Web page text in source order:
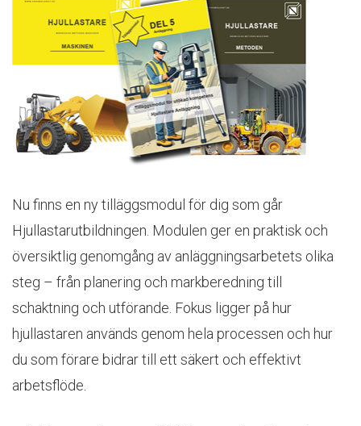
Nu finns en ny tilläggsmodul för dig som går
Hjullastarutbildningen. Modulen ger en praktisk och
översiktlig genomgång av anläggningsarbetets olika
steg – från planering och markberedning till
schaktning och utförande. Fokus ligger på hur
hjullastaren används genom hela processen och hur
du som förare bidrar till ett säkert och effektivt
arbetsflöde.